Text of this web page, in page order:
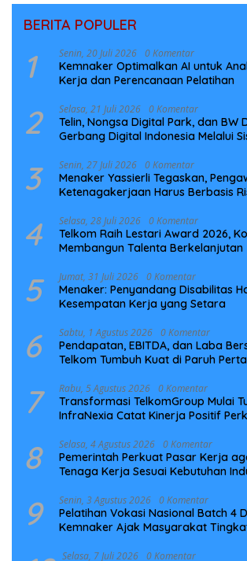
BERITA POPULER
1 Senin, 20 Juli 2026 0 Komentar
Kemnaker Optimalkan AI untuk
Kerja dan Perencanaan Pelatihan
2 Selasa, 21 Juli 2026 0 Komentar
Telin, Nongsa Digital Park, dan BW
Gerbang Digital Indonesia Melalui
3 Senin, 27 Juli 2026 0 Komentar
Menaker Yassierli Tegaskan,
Ketenagakerjaan Harus Berbasis
4 Selasa, 28 Juli 2026 0 Komentar
Telkom Raih Lestari Award 2026,
Membangun Talenta Berkelanjutan
5 Jumat, 31 Juli 2026 0 Komentar
Menaker: Penyandang Disabilitas
Kesempatan Kerja yang Setara
6 Sabtu, 1 Agustus 2026 0 Komentar
Pendapatan, EBITDA, dan Laba
Telkom Tumbuh Kuat di Paruh
7 Rabu, 5 Agustus 2026 0 Komentar
Transformasi TelkomGroup Mulai
InfraNexia Catat Kinerja Positif
8 Selasa, 4 Agustus 2026 0 Komentar
Pemerintah Perkuat Pasar Kerja
Tenaga Kerja Sesuai Kebutuhan
9 Senin, 3 Agustus 2026 0 Komentar
Pelatihan Vokasi Nasional Batch 4
Kemnaker Ajak Masyarakat
Selasa, 7 Juli 2026 0 Komentar